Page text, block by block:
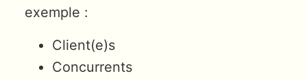
exemple :
Client(e)s
Concurrents